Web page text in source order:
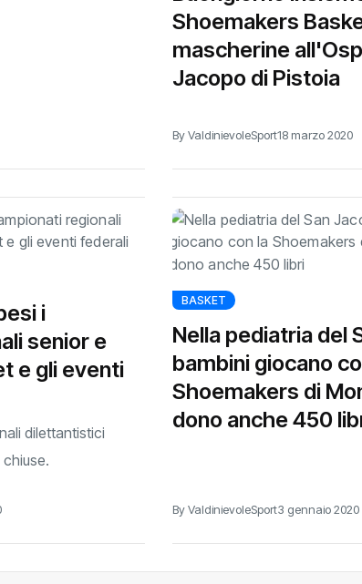
Shoemakers
mascherine
Jacopo di Pistoia
By ValdinievoleSport18 marzo 2020
i
senior e
e gli eventi
dilettantistici
BASKET
Nella pediatria del
bambini giocano
Shoemakers di
dono anche 450
By ValdinievoleSport3 gennaio 2020